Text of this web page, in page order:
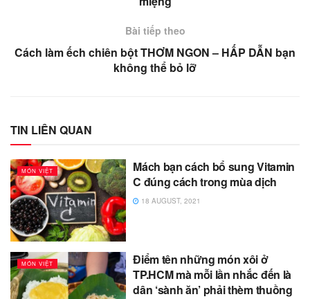
Bài tiếp theo
Cách làm ếch chiên bột THƠM NGON – HẤP DẪN bạn
không thể bỏ lỡ
TIN LIÊN QUAN
MÓN VIỆT
Mách bạn cách bổ sung Vitamin
C đúng cách trong mùa dịch
18 AUGUST, 2021
MÓN VIỆT
Điểm tên những món xôi ở
TP.HCM mà mỗi lần nhắc đến là
dân ‘sành ăn’ phải thèm thuồng